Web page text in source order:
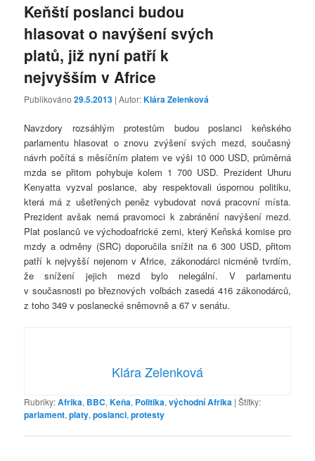
Keňští poslanci budou
hlasovat o navýšení svých
platů, již nyní patří k
nejvyšším v Africe
Publikováno29.5.2013 | Autor:Klára Zelenková
Navzdory rozsáhlým protestům budou poslanci keňského
parlamentu hlasovat o znovu zvýšení svých mezd, současný
návrh počítá s měsíčním platem ve výši 10 000 USD, průměrná
mzda se přitom pohybuje kolem 1 700 USD. Prezident Uhuru
Kenyatta vyzval poslance, aby respektovali úspornou politiku,
která má z ušetřených peněz vybudovat nová pracovní místa.
Prezident avšak nemá pravomoci k zabránění navýšení mezd.
Plat poslanců ve východoafrické zemi, který Keňská komise pro
mzdy a odměny (SRC) doporučila snížit na 6 300 USD, přitom
patří k nejvyšší nejenom v Africe, zákonodárci nicméně tvrdím,
že snížení jejich mezd bylo nelegální. V parlamentu
v současnosti po březnových volbách zasedá 416 zákonodárců,
z toho 349 v poslanecké sněmovně a 67 v senátu.
Klára Zelenková
Rubriky:Afrika, BBC,Keňa, Politika,východní Afrika |Štítky:
parlament,platy,poslanci,protesty